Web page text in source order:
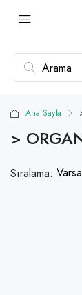
Ana Sayfa
>
Sıralama: